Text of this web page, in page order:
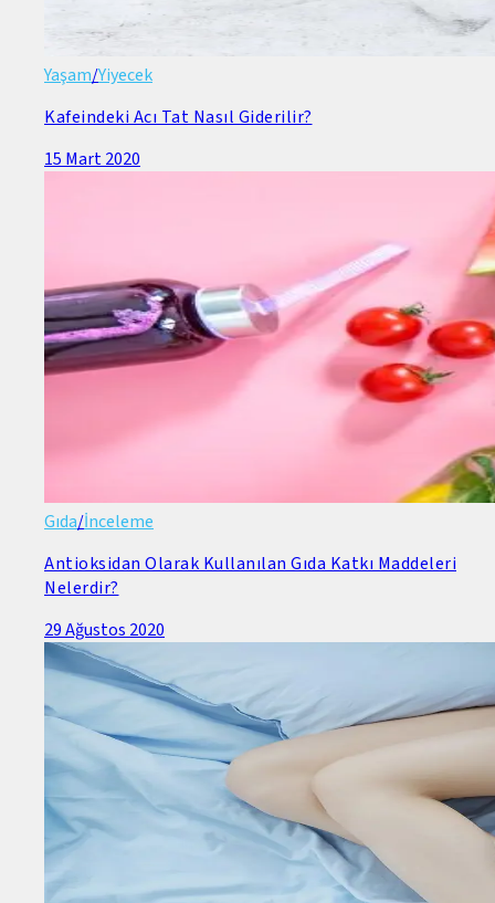
Yaşam/Yiyecek
Kafeindeki Acı Tat Nasıl Giderilir?
15 Mart 2020
Gıda/İnceleme
Antioksidan Olarak Kullanılan Gıda Katkı Maddeleri
Nelerdir?
29 Ağustos 2020